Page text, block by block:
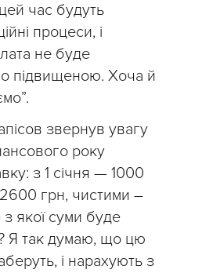
час будуть
процеси, і
не буде
підвищеною. Хоча й
звернув увагу
року
з 1 січня — 1000
грн, чистими –
якої суми буде
Я так думаю, що цю
і нарахують з